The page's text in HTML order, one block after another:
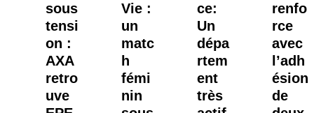
sous
tensi
on :
AXA
retro
uve
Vie :
un
matc
h
fémi
nin
ce:
Un
dépa
rtem
ent
très
renfo
rce
avec
l’adh
ésion
de